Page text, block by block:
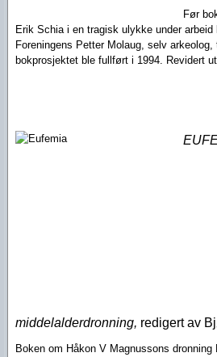
Før
Erik Schia i en tragisk ulykke under arbeid
Foreningens Petter Molaug, selv
bokprosjektet ble fullført i 1994. Revidert
middelalderdronning, redigert av
Boken om Håkon V Magnussons